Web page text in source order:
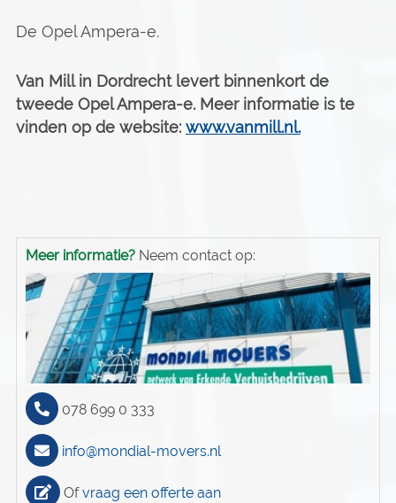
De Opel Ampera-e.
Van Mill in Dordrecht levert binnenkort de
tweede Opel Ampera-e. Meer informatie is te
vinden op de website: www.vanmill.nl.
Meer informatie?Neem contact op:
078 699 0 333
info@mondial-movers.nl
Ofvraag een offerte aan